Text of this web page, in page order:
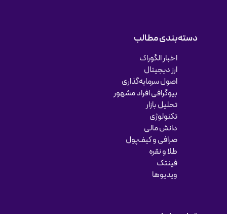
دسته‌بندی مطالب
اخبار الگوراک
ارز دیجیتال
اصول سرمایه‌گذاری
بیوگرافی افراد مشهور
تحلیل بازار
تکنولوژی
دانش مالی
صرافی و کیف‌پول
طلا و نقره
فینتک
ویدیوها